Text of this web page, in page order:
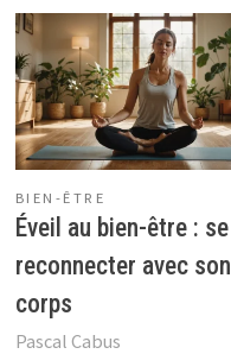
BIEN-ÊTRE
Éveil au bien-être : se
reconnecter avec son
corps
Pascal Cabus